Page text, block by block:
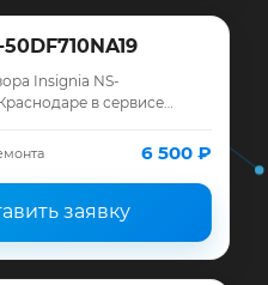
Insignia NS-
в сервисе
ремонта, запчасти и6 500 ₽
заявку